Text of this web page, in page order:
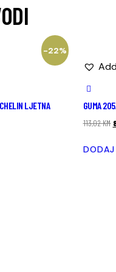
-22%
LJETNA GUMA
113,02KM